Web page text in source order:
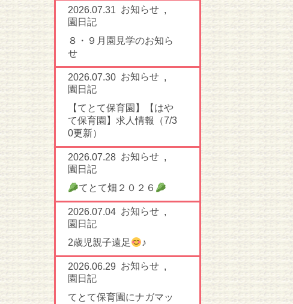
2026.07.31 お知らせ ,
園日記
８・９月園見学のお知ら
せ
2026.07.30 お知らせ ,
園日記
【てとて保育園】【はや
て保育園】求人情報（7/3
0更新）
2026.07.28 お知らせ ,
園日記
てとて畑２０２６
2026.07.04 お知らせ ,
園日記
2歳児親子遠足
♪
2026.06.29 お知らせ ,
園日記
てとて保育園にナガマッ